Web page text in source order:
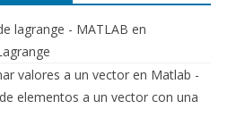
lagrange - MATLAB en
valores a un vector en Matlab -
elementos a un vector con una